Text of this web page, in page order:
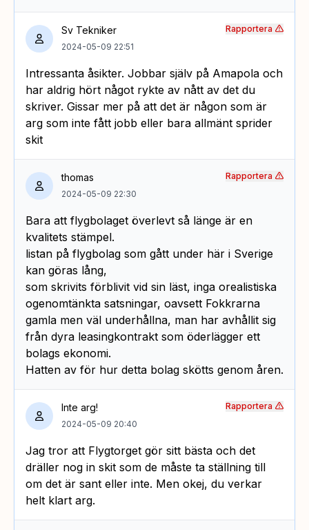
Sv Tekniker
2024-05-09 22:51
Intressanta åsikter. Jobbar själv på Amapola och
har aldrig hört något rykte av nått av det du
skriver. Gissar mer på att det är någon som är
arg som inte fått jobb eller bara allmänt sprider
skit
Rapportera
thomas
2024-05-09 22:30
Bara att flygbolaget överlevt så länge är en
kvalitets stämpel.
listan på flygbolag som gått under här i Sverige
kan göras lång,
som skrivits förblivit vid sin läst, inga orealistiska
ogenomtänkta satsningar, oavsett Fokkrarna
gamla men väl underhållna, man har avhållit sig
från dyra leasingkontrakt som öderlägger ett
bolags ekonomi.
Hatten av för hur detta bolag skötts genom åren.
Rapportera
Inte arg!
2024-05-09 20:40
Jag tror att Flygtorget gör sitt bästa och det
dräller nog in skit som de måste ta ställning till
om det är sant eller inte. Men okej, du verkar
helt klart arg.
Rapportera